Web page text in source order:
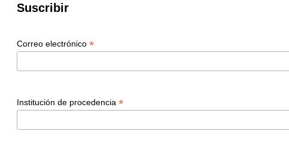
Suscribir
Correo electrónico *
Institución de procedencia *